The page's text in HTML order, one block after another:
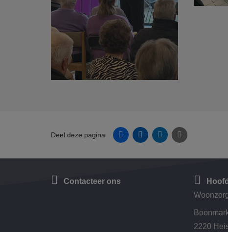
Deel deze pagina FacebookLinkedinTwitter E-mail
Contacteer ons
2220